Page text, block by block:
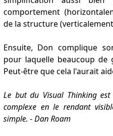
comportement
de la structure
Ensuite, Don complique
pour laquelle beaucoup de
Peut-être que cela l'aurait
Le but du Visual Thinking
complexe en le rendant
simple. - Dan Roam